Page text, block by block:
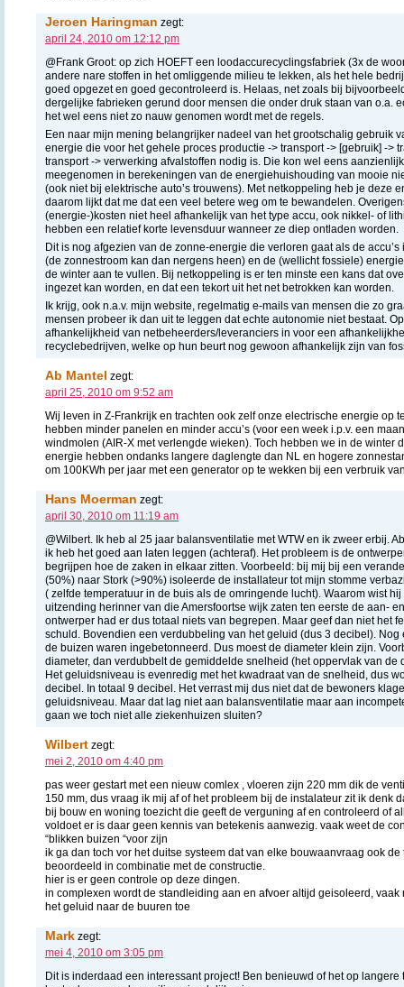
Jeroen Haringman zegt:
april 24, 2010 om 12:12 pm
@Frank Groot: op zich HOEFT een loodaccurecyclingsfabriek (3x de
andere nare stoffen in het omliggende milieu te lekken, als het hele
goed opgezet en goed gecontroleerd is. Helaas, net zoals bij
dergelijke fabrieken gerund door mensen die onder druk staan van o.a.
het wel eens niet zo nauw genomen wordt met de regels.
Een naar mijn mening belangrijker nadeel van het grootschalig gebruik
energie die voor het gehele proces productie -> transport -> [gebruik] ->
transport -> verwerking afvalstoffen nodig is. Die kon wel eens
meegenomen in berekeningen van de energiehuishouding van mooie
(ook niet bij elektrische auto’s trouwens). Met netkoppeling heb je deze
daarom lijkt dat me dat een veel betere weg om te bewandelen.
(energie-)kosten niet heel afhankelijk van het type accu, ook nikkel- of
hebben een relatief korte levensduur wanneer ze diep ontladen worden.
Dit is nog afgezien van de zonne-energie die verloren gaat als de
(de zonnestroom kan dan nergens heen) en de (wellicht fossiele)
de winter aan te vullen. Bij netkoppeling is er ten minste een kans dat
ingezet kan worden, en dat een tekort uit het net betrokken kan worden.
Ik krijg, ook n.a.v. mijn website, regelmatig e-mails van mensen die zo
mensen probeer ik dan uit te leggen dat echte autonomie niet bestaat.
afhankelijkheid van netbeheerders/leveranciers in voor een
recyclebedrijven, welke op hun beurt nog gewoon afhankelijk zijn van
Ab Mantel zegt:
april 25, 2010 om 9:52 am
Wij leven in Z-Frankrijk en trachten ook zelf onze electrische energie op
hebben minder panelen en minder accu’s (voor een week i.p.v. een
windmolen (AIR-X met verlengde wieken). Toch hebben we in de winter
energie hebben ondanks langere daglengte dan NL en hogere
om 100KWh per jaar met een generator op te wekken bij een verbruik
Hans Moerman zegt:
april 30, 2010 om 11:19 am
@Wilbert. Ik heb al 25 jaar balansventilatie met WTW en ik zweer erbij.
ik heb het goed aan laten leggen (achteraf). Het probleem is de
begrijpen hoe de zaken in elkaar zitten. Voorbeeld: bij mij bij een
(50%) naar Stork (>90%) isoleerde de installateur tot mijn stomme
( zelfde temperatuur in de buis als de omringende lucht). Waarom wist
uitzending herinner van die Amersfoortse wijk zaten ten eerste de aan-
ontwerper had er dus totaal niets van begrepen. Maar geef dan niet het
schuld. Bovendien een verdubbeling van het geluid (dus 3 decibel). Nog
de buizen waren ingebetonneerd. Dus moest de diameter klein zijn.
diameter, dan verdubbelt de gemiddelde snelheid (het oppervlak van de
Het geluidsniveau is evenredig met het kwadraat van de snelheid, dus
decibel. In totaal 9 decibel. Het verrast mij dus niet dat de bewoners
geluidsniveau. Maar dat lag niet aan balansventilatie maar aan
gaan we toch niet alle ziekenhuizen sluiten?
Wilbert zegt:
mei 2, 2010 om 4:40 pm
pas weer gestart met een nieuw comlex , vloeren zijn 220 mm dik de
150 mm, dus vraag ik mij af of het probleem bij de instalateur zit ik denk
bij bouw en woning toezicht die geeft de verguning af en controleerd of
voldoet er is daar geen kennis van betekenis aanwezig. vaak weet de
“blikken buizen “voor zijn
ik ga dan toch vor het duitse systeem dat van elke bouwaanvraag ook
beoordeeld in combinatie met de constructie.
hier is er geen controle op deze dingen.
in complexen wordt de standleiding aan en afvoer altijd geisoleerd,
het geluid naar de buuren toe
Mark zegt:
mei 4, 2010 om 3:05 pm
Dit is inderdaad een interessant project! Ben benieuwd of het op langere